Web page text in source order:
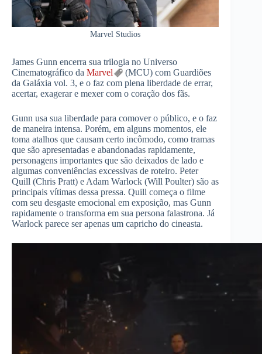
Marvel Studios
James Gunn encerra sua trilogia no Universo
Cinematográfico da Marvel
(MCU) com Guardiões
da Galáxia vol. 3, e o faz com plena liberdade de errar,
acertar, exagerar e mexer com o coração dos fãs.
Gunn usa sua liberdade para comover o público, e o faz
de maneira intensa. Porém, em alguns momentos, ele
toma atalhos que causam certo incômodo, como tramas
que são apresentadas e abandonadas rapidamente,
personagens importantes que são deixados de lado e
algumas conveniências excessivas de roteiro. Peter
Quill (Chris Pratt) e Adam Warlock (Will Poulter) são as
principais vítimas dessa pressa. Quill começa o filme
com seu desgaste emocional em exposição, mas Gunn
rapidamente o transforma em sua persona falastrona. Já
Warlock parece ser apenas um capricho do cineasta.